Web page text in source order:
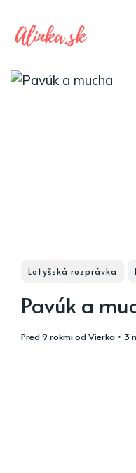
Lotyšská rozprávka
Pavúk a
pred 9 rokmiodVierka • 3